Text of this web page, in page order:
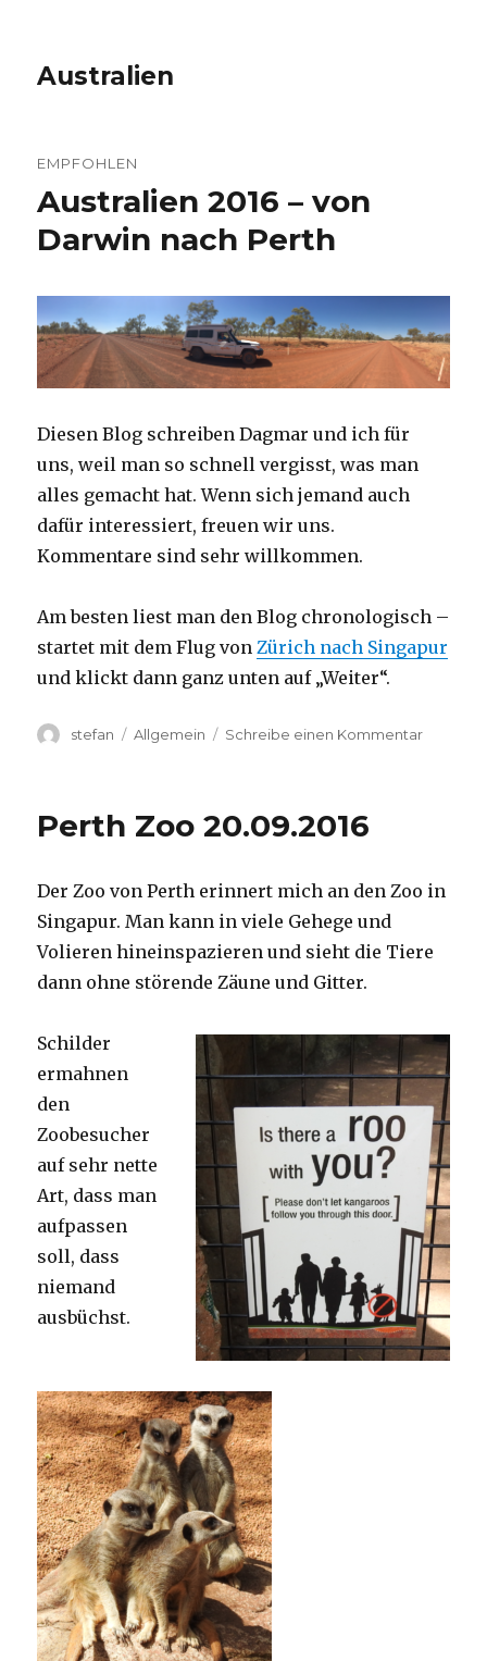
Australien
EMPFOHLEN
Australien 2016 – von
Darwin nach Perth
Diesen Blog schreiben Dagmar und ich für
uns, weil man so schnell vergisst, was man
alles gemacht hat. Wenn sich jemand auch
dafür interessiert, freuen wir uns.
Kommentare sind sehr willkommen.
Am besten liest man den Blog chronologisch –
startet mit dem Flug vonZürich nach Singapur
und klickt dann ganz unten auf „Weiter“.
Autor
stefan Kategorien
Allgemein Schreibe einen Kommentarzu
Perth
Perth Zoo 20.09.2016
Der Zoo von Perth erinnert mich an den Zoo in
Singapur. Man kann in viele Gehege und
Volieren hineinspazieren und sieht die Tiere
dann ohne störende Zäune und Gitter.
Schilder
ermahnen
den
Zoobesucher
auf sehr nette
Art, dass man
aufpassen
soll, dass
niemand
ausbüchst.